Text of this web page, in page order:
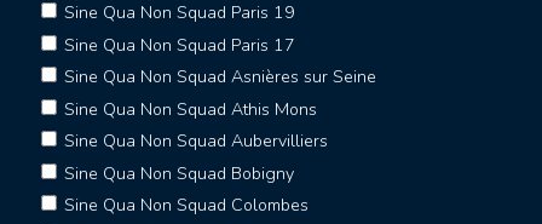
Sine Qua Non Squad Paris 19
Sine Qua Non Squad Paris 17
Sine Qua Non Squad Asnières sur Seine
Sine Qua Non Squad Athis Mons
Sine Qua Non Squad Aubervilliers
Sine Qua Non Squad Bobigny
Sine Qua Non Squad Colombes